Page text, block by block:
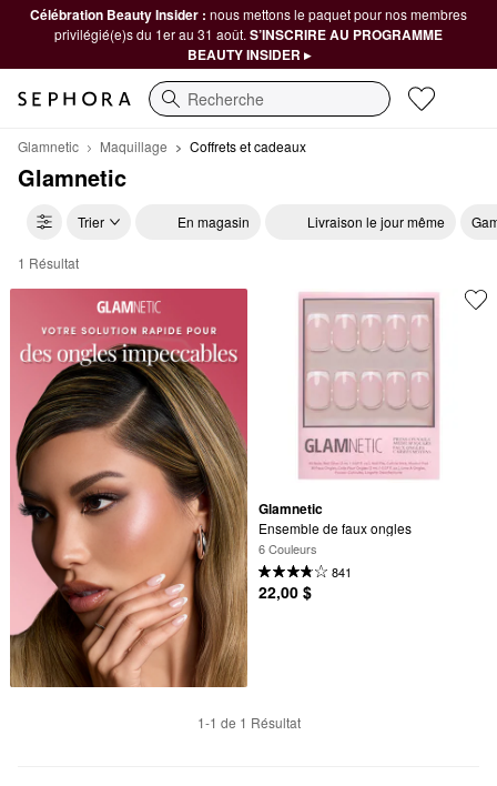
Célébration Beauty Insider : nous mettons le paquet pour nos membres
privilégié(e)s du 1er au 31 août. S’INSCRIRE AU PROGRAMME
BEAUTY INSIDER ▸
Recherche
Glamnetic Maquillage Coffrets et cadeaux
Glamnetic
Trier En magasin Livraison le jour même
Glamnetic Coffrets et cadeaux
1 Résultat
Glamnetic
Ensemble de faux ongles
6 Couleurs
841
22,00 $
1-1 de 1 Résultat